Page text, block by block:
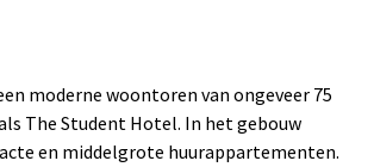
moderne woontoren van ongeveer 75
The Student Hotel. In het gebouw
en middelgrote huurappartementen.